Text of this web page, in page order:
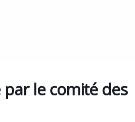
par le comité des